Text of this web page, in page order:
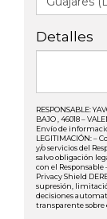
Detalles
RESPONSABLE:
BAJO , 46018 –
Envío de
LEGITIMACIÓN: –
y/o servicios del
salvo obligación
con el Responsable
Privacy Shield
supresión,
decisiones
transparente sobre